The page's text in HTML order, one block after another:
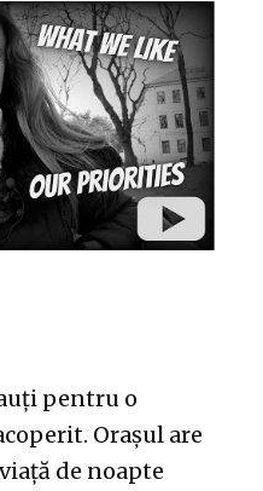
pentru o
Orașul are
de noapte